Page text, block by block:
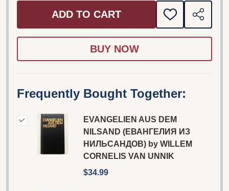
ADD TO CART
ADD
TO
SHARE
Frequently Bought Together:
EVANGELIEN AUS DEM
NILSAND (ЕВАНГЕЛИЯ ИЗ
НИЛЬСАНДОВ) by WILLEM
CORNELIS VAN UNNIK
$34.99